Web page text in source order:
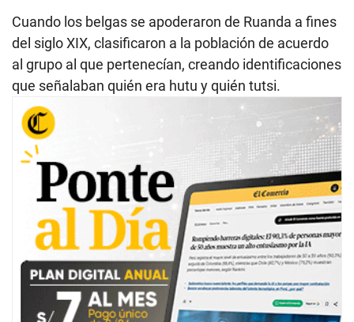
Cuando los belgas se apoderaron de Ruanda a fines
del siglo XIX, clasificaron a la población de acuerdo
al grupo al que pertenecían, creando identificaciones
que señalaban quién era hutu y quién tutsi.